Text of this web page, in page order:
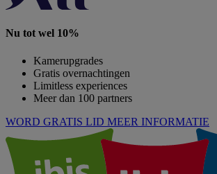
Nu tot wel 10%
Kamerupgrades
Gratis overnachtingen
Limitless experiences
Meer dan 100 partners
WORD GRATIS LID MEER INFORMATIE